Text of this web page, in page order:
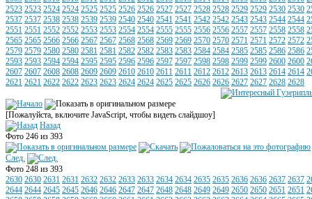
2523 2523 2524 2524 2525 2525 2526 2526 2527 2527 2528 2528 2529 2529 2530 2530
2537 2537 2538 2538 2539 2539 2540 2540 2541 2541 2542 2542 2543 2543 2544 2544
2551 2551 2552 2552 2553 2553 2554 2554 2555 2555 2556 2556 2557 2557 2558 2558
2565 2565 2566 2566 2567 2567 2568 2568 2569 2569 2570 2570 2571 2571 2572 2572
2579 2579 2580 2580 2581 2581 2582 2582 2583 2583 2584 2584 2585 2585 2586 2586
2593 2593 2594 2594 2595 2595 2596 2596 2597 2597 2598 2598 2599 2599 2600 2600
2607 2607 2608 2608 2609 2609 2610 2610 2611 2611 2612 2612 2613 2613 2614 2614
2621 2621 2622 2622 2623 2623 2624 2624 2625 2625 2626 2626 2627 2627 2628 2628
[Пожалуйста, включите JavaScript, чтобы видеть слайдшоу]
Назад
Фото 246 из 393
След.
Фото 248 из 393
2630 2630 2631 2631 2632 2632 2633 2633 2634 2634 2635 2635 2636 2636 2637 2637
2644 2644 2645 2645 2646 2646 2647 2647 2648 2648 2649 2649 2650 2650 2651 2651